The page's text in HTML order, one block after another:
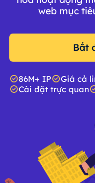
web mục
Bắt
86M+ IP Giá cả
Cài đặt trực quan